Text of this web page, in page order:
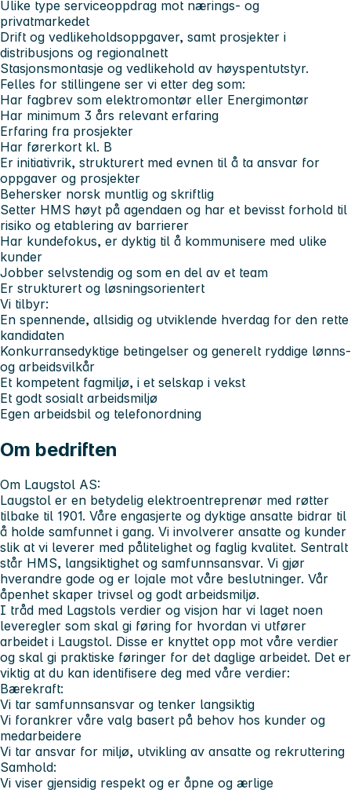
Ulike type serviceoppdrag mot nærings- og
privatmarkedet
Drift og vedlikeholdsoppgaver, samt prosjekter i
distribusjons og regionalnett
Stasjonsmontasje og vedlikehold av høyspentutstyr.
Felles for stillingene ser vi etter deg som:
Har fagbrev som elektromontør eller Energimontør
Har minimum 3 års relevant erfaring
Erfaring fra prosjekter
Har førerkort kl. B
Er initiativrik, strukturert med evnen til å ta ansvar for
oppgaver og prosjekter
Behersker norsk muntlig og skriftlig
Setter HMS høyt på agendaen og har et bevisst forhold til
risiko og etablering av barrierer
Har kundefokus, er dyktig til å kommunisere med ulike
kunder
Jobber selvstendig og som en del av et team
Er strukturert og løsningsorientert
Vi tilbyr:
En spennende, allsidig og utviklende hverdag for den rette
kandidaten
Konkurransedyktige betingelser og generelt ryddige lønns-
og arbeidsvilkår
Et kompetent fagmiljø, i et selskap i vekst
Et godt sosialt arbeidsmiljø
Egen arbeidsbil og telefonordning
Om bedriften
Om Laugstol AS:
Laugstol er en betydelig elektroentreprenør med røtter
tilbake til 1901. Våre engasjerte og dyktige ansatte bidrar til
å holde samfunnet i gang. Vi involverer ansatte og kunder
slik at vi leverer med pålitelighet og faglig kvalitet. Sentralt
står HMS, langsiktighet og samfunnsansvar. Vi gjør
hverandre gode og er lojale mot våre beslutninger. Vår
åpenhet skaper trivsel og godt arbeidsmiljø.
I tråd med Lagstols verdier og visjon har vi laget noen
leveregler som skal gi føring for hvordan vi utfører
arbeidet i Laugstol. Disse er knyttet opp mot våre verdier
og skal gi praktiske føringer for det daglige arbeidet. Det er
viktig at du kan identifisere deg med våre verdier:
Bærekraft:
Vi tar samfunnsansvar og tenker langsiktig
Vi forankrer våre valg basert på behov hos kunder og
medarbeidere
Vi tar ansvar for miljø, utvikling av ansatte og rekruttering
Samhold:
Vi viser gjensidig respekt og er åpne og ærlige